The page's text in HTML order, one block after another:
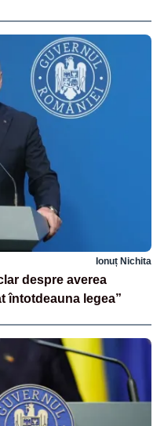
Ionuț Nichita
despre averea
întotdeauna legea”